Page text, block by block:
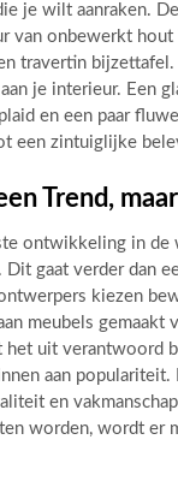
je wilt aanraken.
van onbewerkt
travertin
je interieur. Een
en een paar
een zintuiglijke
Trend,
ontwikkeling in de
Dit gaat verder dan
kiezen
meubels gemaakt
het uit verantwoord
aan
en
worden, wordt